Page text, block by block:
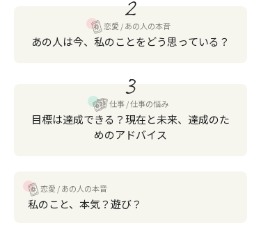
2
恋愛 あの人の本音
あの人は今、私のことをどう思っている？
3
仕事 仕事の悩み
目標は達成できる？現在と未来、達成のた
めのアドバイス
恋愛 あの人の本音
私のこと、本気？遊び？